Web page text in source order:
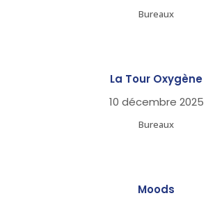
Bureaux
La Tour Oxygène
10 décembre 2025
Bureaux
Moods